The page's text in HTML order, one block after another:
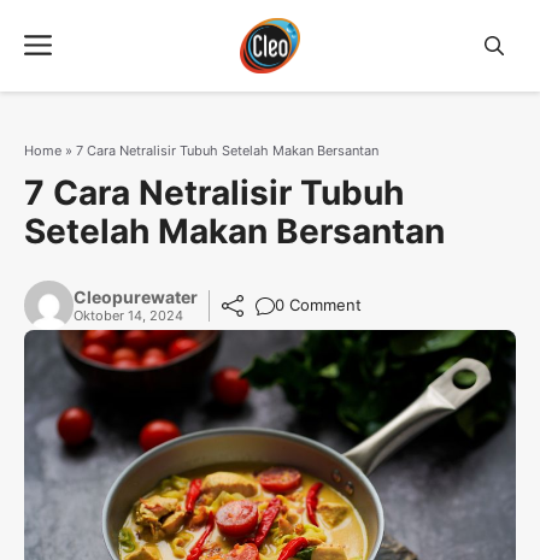
Menu
Home » 7 Cara Netralisir Tubuh Setelah Makan Bersantan
7 Cara Netralisir Tubuh
Setelah Makan Bersantan
Cleopurewater
Oktober 14, 2024
0 Comment